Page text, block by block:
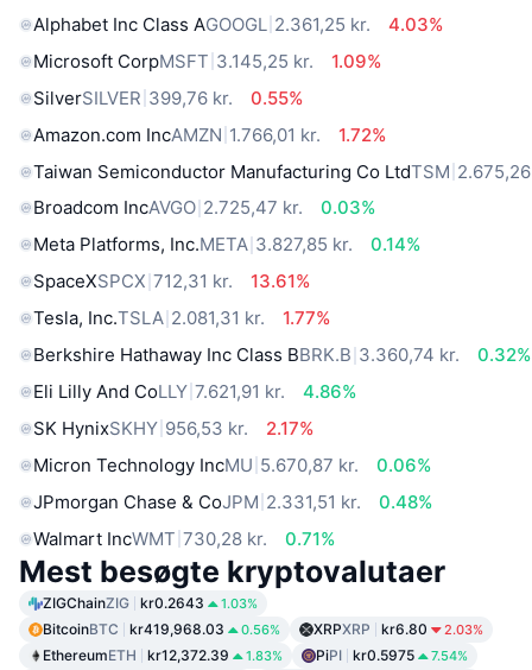
Alphabet Inc Class AGOOGL 2.361,25 kr.
4.03%
Microsoft CorpMSFT 3.145,25 kr.
1.09%
SilverSILVER 399,76 kr.
0.55%
Amazon.com IncAMZN 1.766,01 kr.
1.72%
Taiwan Semiconductor Manufacturing Co LtdTSM
Broadcom IncAVGO 2.725,47 kr.
0.03%
Meta Platforms, Inc.META 3.827,85 kr.
0.14%
SpaceXSPCX 712,31 kr.
13.61%
Tesla, Inc.TSLA 2.081,31 kr.
1.77%
Berkshire Hathaway Inc Class BBRK.B 3.360,74 kr.
0.32%
Eli Lilly And CoLLY 7.621,91 kr.
4.86%
SK HynixSKHY 956,53 kr.
2.17%
Micron Technology IncMU 5.670,87 kr.
0.06%
JPmorgan Chase & CoJPM 2.331,51 kr.
0.48%
Walmart IncWMT 730,28 kr. 0.71%
Mest besøgte kryptovalutaer
ZIGChainZIG kr0.2643 1.03%
BitcoinBTC kr419,968.03 0.56% XRPXRP kr6.80 2.03%
EthereumETH kr12,372.39 1.83% PiPI kr0.5975 7.54%